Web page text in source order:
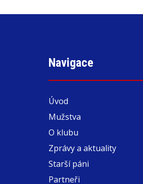
Navigace
Úvod
Mužstva
O klubu
Zprávy a aktuality
Starší páni
Partneři